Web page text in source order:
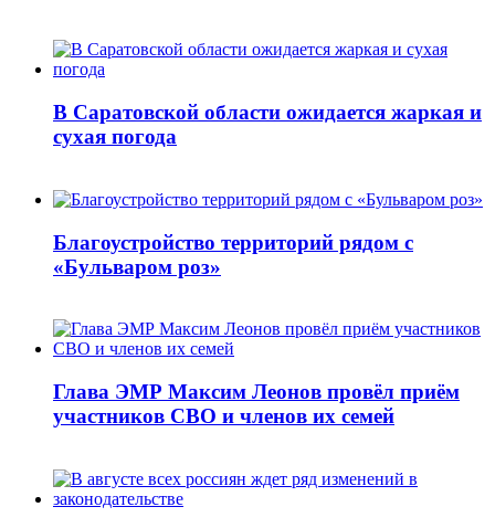
В Саратовской области ожидается жаркая и
сухая погода
Благоустройство территорий рядом с
«Бульваром роз»
Глава ЭМР Максим Леонов провёл приём
участников СВО и членов их семей